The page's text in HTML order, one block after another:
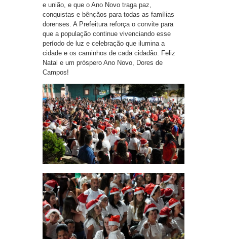
e união, e que o Ano Novo traga paz,
conquistas e bênçãos para todas as famílias
dorenses. A Prefeitura reforça o convite para
que a população continue vivenciando esse
período de luz e celebração que ilumina a
cidade e os caminhos de cada cidadão. Feliz
Natal e um próspero Ano Novo, Dores de
Campos!